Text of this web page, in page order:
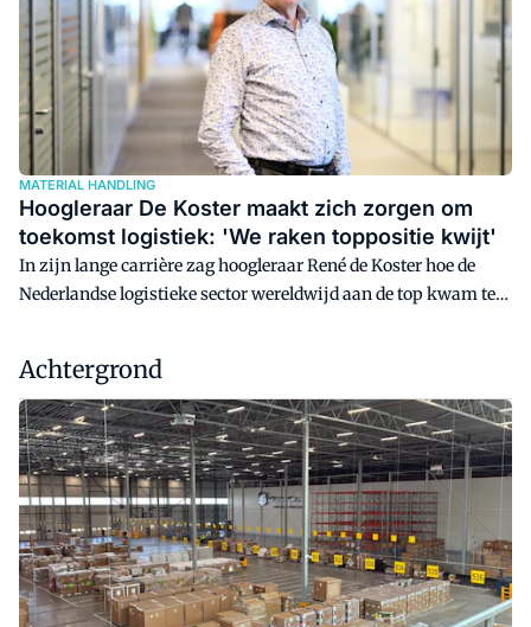
MATERIAL HANDLING
Hoogleraar De Koster maakt zich zorgen om
toekomst logistiek: 'We raken toppositie kwijt'
In zijn lange carrière zag hoogleraar René de Koster hoe de
Nederlandse logistieke sector wereldwijd aan de top kwam te
behouden.
Achtergrond